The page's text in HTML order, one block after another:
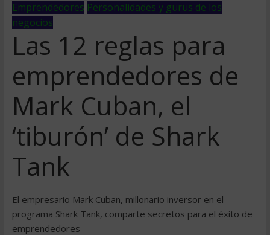
Emprendedores Personalidades y gurus de los
negocios
Las 12 reglas para
emprendedores de
Mark Cuban, el
‘tiburón’ de Shark
Tank
El empresario Mark Cuban, millonario inversor en el
programa Shark Tank, comparte secretos para el éxito de
emprendedores